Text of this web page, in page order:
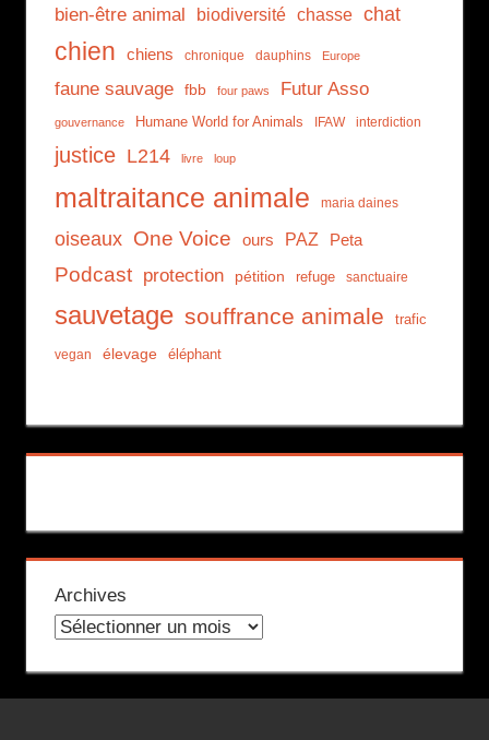
bien-être animal biodiversité chasse chat
chien chiens chronique dauphins Europe
faune sauvage fbb four paws Futur Asso
gouvernance Humane World for Animals IFAW interdiction
justice L214 livre loup
maltraitance animale maria daines
oiseaux One Voice ours PAZ Peta
Podcast protection pétition refuge sanctuaire
sauvetage souffrance animale trafic
vegan élevage éléphant
Archives